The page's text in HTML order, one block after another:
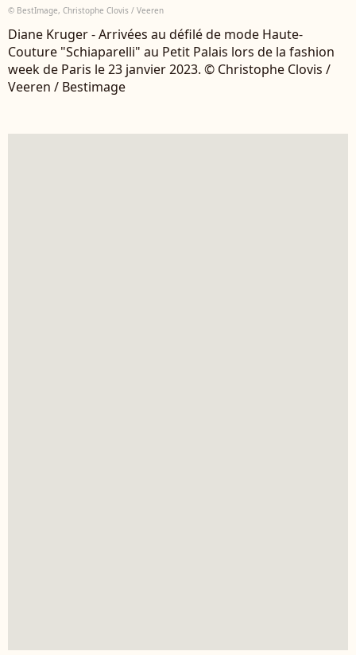
© BestImage, Christophe Clovis / Veeren
Diane Kruger - Arrivées au défilé de mode Haute-
Couture "Schiaparelli" au Petit Palais lors de la fashion
week de Paris le 23 janvier 2023. © Christophe Clovis /
Veeren / Bestimage